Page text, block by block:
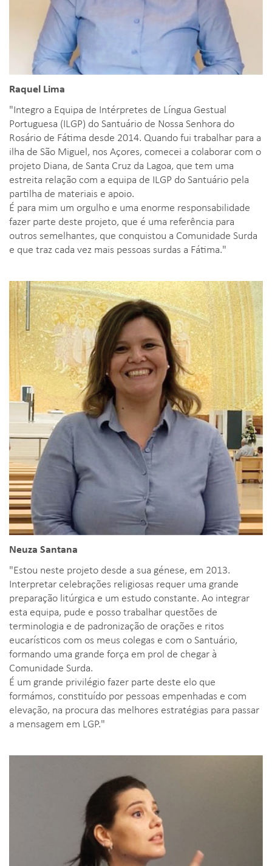
Raquel Lima
"Integro a Equipa de Intérpretes de Língua Gestual
Portuguesa (ILGP) do Santuário de Nossa Senhora do
Rosário de Fátima desde 2014. Quando fui trabalhar para a
ilha de São Miguel, nos Açores, comecei a colaborar com o
projeto Diana, de Santa Cruz da Lagoa, que tem uma
estreita relação com a equipa de ILGP do Santuário pela
partilha de materiais e apoio.
É para mim um orgulho e uma enorme responsabilidade
fazer parte deste projeto, que é uma referência para
outros semelhantes, que conquistou a Comunidade Surda
e que traz cada vez mais pessoas surdas a Fátima."
Neuza Santana
"Estou neste projeto desde a sua génese, em 2013.
Interpretar celebrações religiosas requer uma grande
preparação litúrgica e um estudo constante. Ao integrar
esta equipa, pude e posso trabalhar questões de
terminologia e de padronização de orações e ritos
eucarísticos com os meus colegas e com o Santuário,
formando uma grande força em prol de chegar à
Comunidade Surda.
É um grande privilégio fazer parte deste elo que
formámos, constituído por pessoas empenhadas e com
elevação, na procura das melhores estratégias para passar
a mensagem em LGP."